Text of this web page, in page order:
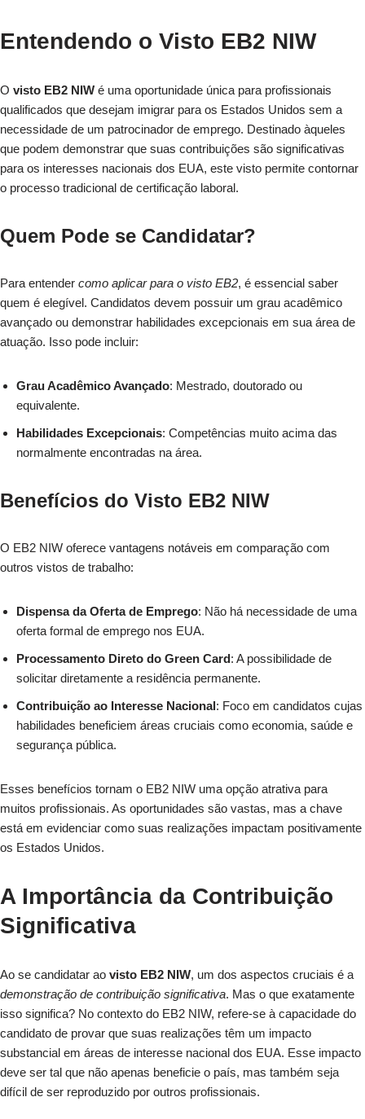
Entendendo o Visto EB2 NIW
O visto EB2 NIW é uma oportunidade única para profissionais
qualificados que desejam imigrar para os Estados Unidos sem a
necessidade de um patrocinador de emprego. Destinado àqueles
que podem demonstrar que suas contribuições são significativas
para os interesses nacionais dos EUA, este visto permite contornar
o processo tradicional de certificação laboral.
Quem Pode se Candidatar?
Para entender como aplicar para o visto EB2, é essencial saber
quem é elegível. Candidatos devem possuir um grau acadêmico
avançado ou demonstrar habilidades excepcionais em sua área de
atuação. Isso pode incluir:
Grau Acadêmico Avançado: Mestrado, doutorado ou
equivalente.
Habilidades Excepcionais: Competências muito acima das
normalmente encontradas na área.
Benefícios do Visto EB2 NIW
O EB2 NIW oferece vantagens notáveis em comparação com
outros vistos de trabalho:
Dispensa da Oferta de Emprego: Não há necessidade de uma
oferta formal de emprego nos EUA.
Processamento Direto do Green Card: A possibilidade de
solicitar diretamente a residência permanente.
Contribuição ao Interesse Nacional: Foco em candidatos cujas
habilidades beneficiem áreas cruciais como economia, saúde e
segurança pública.
Esses benefícios tornam o EB2 NIW uma opção atrativa para
muitos profissionais. As oportunidades são vastas, mas a chave
está em evidenciar como suas realizações impactam positivamente
os Estados Unidos.
A Importância da Contribuição
Significativa
Ao se candidatar ao visto EB2 NIW, um dos aspectos cruciais é a
demonstração de contribuição significativa. Mas o que exatamente
isso significa? No contexto do EB2 NIW, refere-se à capacidade do
candidato de provar que suas realizações têm um impacto
substancial em áreas de interesse nacional dos EUA. Esse impacto
deve ser tal que não apenas beneficie o país, mas também seja
difícil de ser reproduzido por outros profissionais.